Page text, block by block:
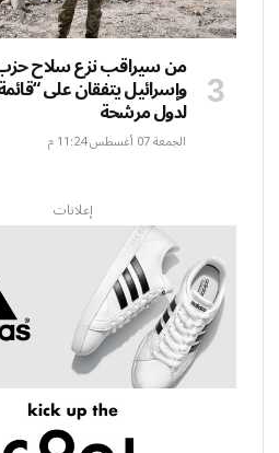
من سيراقب نزع سلاح حزب
وإسرائيل يتفقان على
لدول مرشحة
الجمعة 07 أغسطس 11:24 م
إعلانات